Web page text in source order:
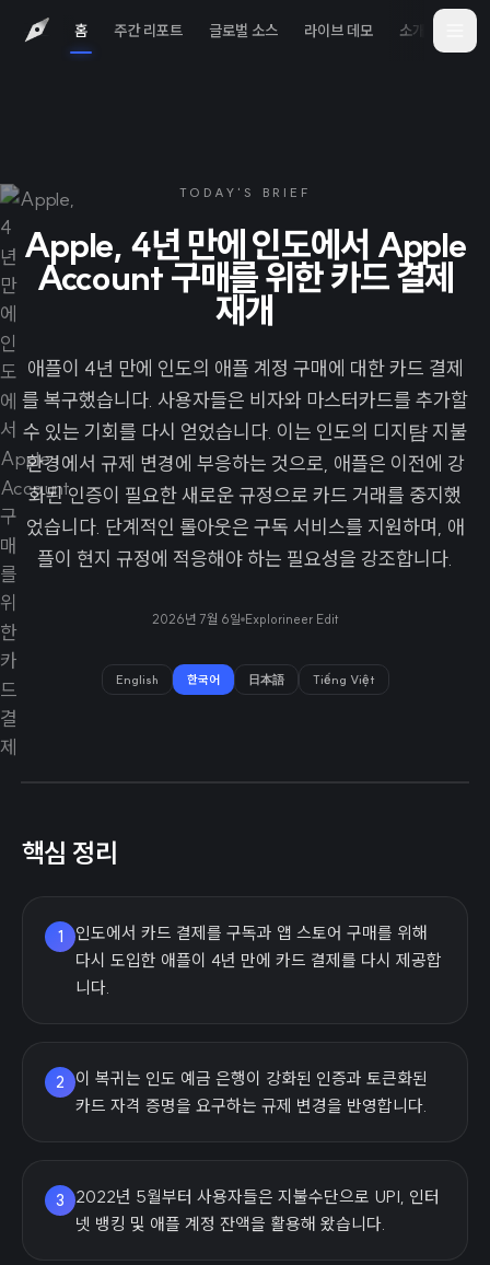
홈 주간 리포트 글로벌 소스 라이브 데모 소개
TODAY'S BRIEF
Apple, 4년 만에 인도에서 Apple
Account 구매를 위한 카드 결제
재개
애플이 4년 만에 인도의 애플 계정 구매에 대한 카드 결제
를 복구했습니다. 사용자들은 비자와 마스터카드를 추가할
수 있는 기회를 다시 얻었습니다. 이는 인도의 디지턈 지불
환경에서 규제 변경에 부응하는 것으로, 애플은 이전에 강
화된 인증이 필요한 새로운 규정으로 카드 거래를 중지했
었습니다. 단계적인 롤아웃은 구독 서비스를 지원하며, 애
플이 현지 규정에 적응해야 하는 필요성을 강조합니다.
2026년 7월 6일 Explorineer Edit
English 한국어 日本語 Tiếng Việt
핵심 정리
1
인도에서 카드 결제를 구독과 앱 스토어 구매를 위해
다시 도입한 애플이 4년 만에 카드 결제를 다시 제공합
니다.
2
이 복귀는 인도 예금 은행이 강화된 인증과 토큰화된
카드 자격 증명을 요구하는 규제 변경을 반영합니다.
3
2022년 5월부터 사용자들은 지불수단으로 UPI, 인터
넷 뱅킹 및 애플 계정 잔액을 활용해 왔습니다.